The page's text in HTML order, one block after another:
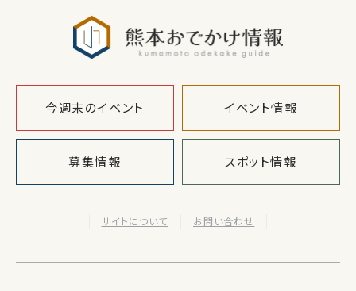
今週末のイベント イベント情報
募集情報 スポット情報
サイトについて お問い合わせ